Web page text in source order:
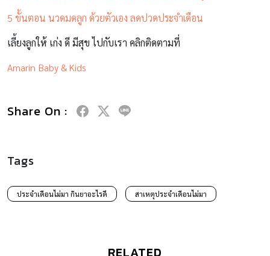
5 ขั้นตอน นวดมดลูก ด้วยตัวเอง ลดปวดประจำเดือน
เลี้ยงลูกให้ เก่ง ดี มีสุข ไปกับเรา คลิกติดตามที่
Amarin Baby & Kids
Share On :
Tags
ประจำเดือนไม่มา กินยาอะไรดี สาเหตุประจําเดือนไม่มา
RELATED